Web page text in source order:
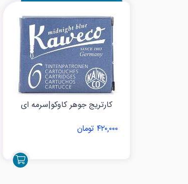
کارتریج جوهر کاوکو|سرمه ای
۴۲۰,۰۰۰ تومان